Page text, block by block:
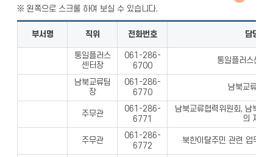
부서명 직위 전화번호 담당업
통일플러스
센터장
061-286-
6700
통일플러스센터
남북교류팀
장
061-286-
6770
남북교류 업
주무관
061-286-
6771
남북교류협력위원회, 남북교
의 지원
주무관
061-286-
6772
북한이탈주민 관련 업무 추